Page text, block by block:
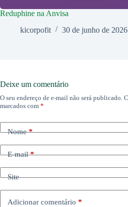
Reduphine na Anvisa
kicorpofit
30 de junho de 2026
Deixe um comentário
O seu endereço de e-mail não será publicado.
marcados com *
Nome*
E-mail*
Site
Adicionar comentário *